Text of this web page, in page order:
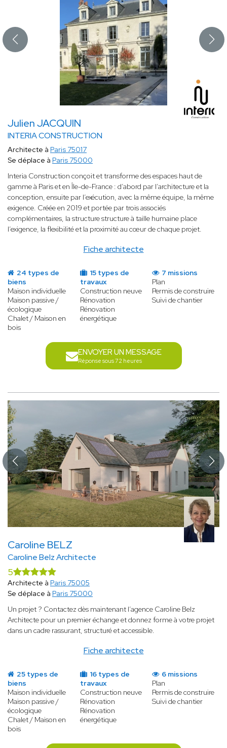
Julien JACQUIN
INTERIA CONSTRUCTION
Fiche architecte
Architecte à Paris 75017
Se déplace à Paris 75000
Interia Construction conçoit et transforme des espaces haut de
gamme à Paris et en Île-de-France : d’abord par l’architecture et la
conception, ensuite par l’exécution, avec la même équipe, la même
exigence. Créée en 2019 et portée par trois associés
complémentaires, la structure structure à taille humaine place
l’exigence, la flexibilité et la proximité au cœur de chaque projet.
24 types de
biens
Maison individuelle
Maison passive /
écologique
Chalet / Maison en
bois
15 types de
travaux
Construction neuve
Rénovation
Rénovation
énergétique
7 missions
Plan
Permis de construire
Suivi de chantier
ENVOYER UN MESSAGE
Réponse sous 72 heures
Caroline BELZ
Caroline Belz Architecte
Fiche architecte
5
Architecte à Paris 75005
Se déplace à Paris 75000
Un projet ? Contactez dès maintenant l’agence Caroline Belz
Architecte pour un premier échange et donnez forme à votre projet
dans un cadre rassurant, structuré et accessible.
25 types de
biens
Maison individuelle
Maison passive /
écologique
Chalet / Maison en
bois
16 types de
travaux
Construction neuve
Rénovation
Rénovation
énergétique
6 missions
Plan
Permis de construire
Suivi de chantier